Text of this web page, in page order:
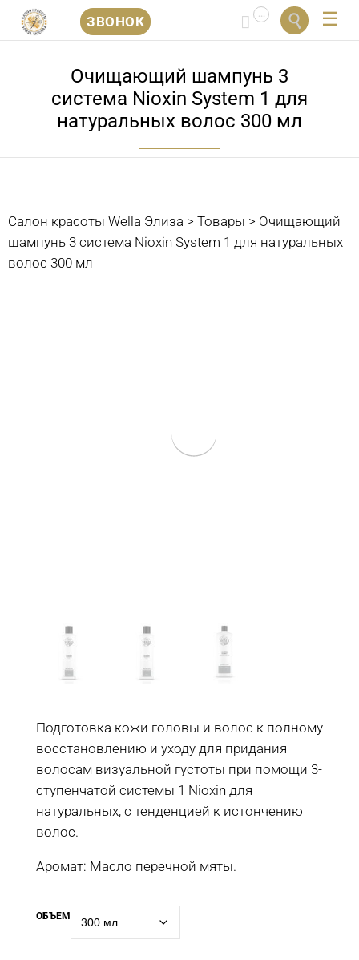
ЗВОНОК  
содержанию
Очищающий шампунь 3
система Nioxin System 1 для
натуральных волос 300 мл
Салон красоты Wella Элиза > Товары > Очищающий
шампунь 3 система Nioxin System 1 для натуральных
волос 300 мл
Подготовка кожи головы и волос к полному
восстановлению и уходу для придания
волосам визуальной густоты при помощи 3-
ступенчатой системы 1 Nioxin для
натуральных, с тенденцией к истончению
волос.
Аромат: Масло перечной мяты.
ОБЪЕМ